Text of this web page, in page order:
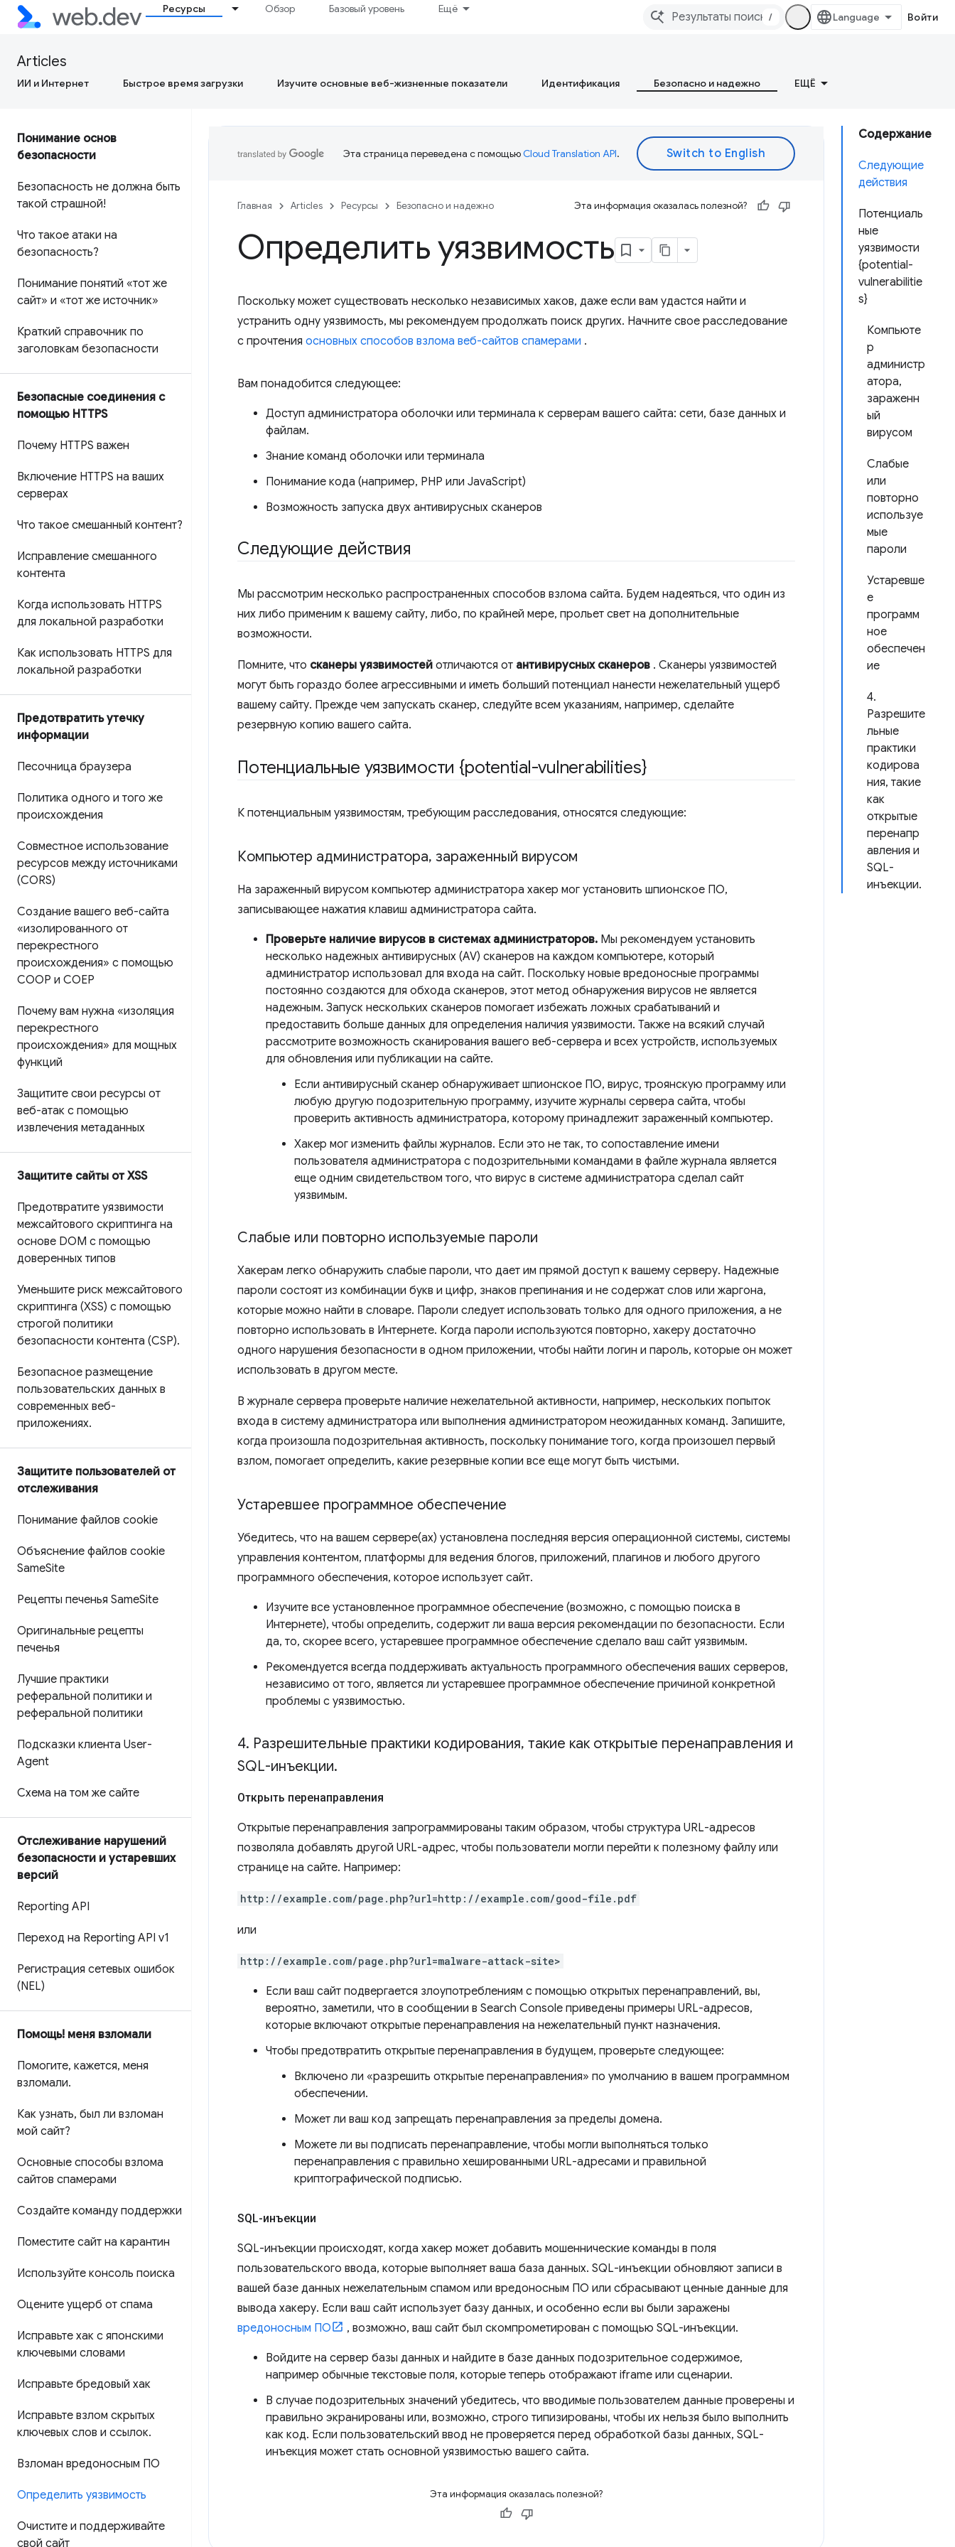
Ресурсы Обзор Базовый уровень Ещё
/ Войти
Articles
ИИ и Интернет Быстрое время загрузки Изучите основные веб-жизненные показатели Идентификация Безопасно и надежно ЕЩЁ
Понимание основ
безопасности
Безопасность не должна быть
такой страшной!
Что такое атаки на
безопасность?
Понимание понятий «тот же
сайт» и «тот же источник»
Краткий справочник по
заголовкам безопасности
Безопасные соединения с
помощью HTTPS
Почему HTTPS важен
Включение HTTPS на ваших
серверах
Что такое смешанный контент?
Исправление смешанного
контента
Когда использовать HTTPS
для локальной разработки
Как использовать HTTPS для
локальной разработки
Предотвратить утечку
информации
Песочница браузера
Политика одного и того же
происхождения
Совместное использование
ресурсов между источниками
(CORS)
Создание вашего веб-сайта
«изолированного от
перекрестного
происхождения» с помощью
COOP и COEP
Почему вам нужна «изоляция
перекрестного
происхождения» для мощных
функций
Защитите свои ресурсы от
веб-атак с помощью
извлечения метаданных
Защитите сайты от XSS
Предотвратите уязвимости
межсайтового скриптинга на
основе DOM с помощью
доверенных типов
Уменьшите риск межсайтового
скриптинга (XSS) с помощью
строгой политики
безопасности контента (CSP).
Безопасное размещение
пользовательских данных в
современных веб-
приложениях.
Защитите пользователей от
отслеживания
Понимание файлов cookie
Объяснение файлов cookie
SameSite
Рецепты печенья SameSite
Оригинальные рецепты
печенья
Лучшие практики
реферальной политики и
реферальной политики
Подсказки клиента User-
Agent
Схема на том же сайте
Отслеживание нарушений
безопасности и устаревших
версий
Reporting API
Переход на Reporting API v1
Регистрация сетевых ошибок
(NEL)
Помощь! меня взломали
Помогите, кажется, меня
взломали.
Как узнать, был ли взломан
мой сайт?
Основные способы взлома
сайтов спамерами
Создайте команду поддержки
Поместите сайт на карантин
Используйте консоль поиска
Оцените ущерб от спама
Исправьте хак с японскими
ключевыми словами
Исправьте бредовый хак
Исправьте взлом скрытых
ключевых слов и ссылок.
Взломан вредоносным ПО
Определить уязвимость
Очистите и поддерживайте
свой сайт
Содержание
Следующие
действия
Потенциаль
ные
уязвимости
{potential-
vulnerabilitie
s}
Компьюте
р
администр
атора,
зараженн
ый
вирусом
Слабые
или
повторно
используе
мые
пароли
Устаревше
е
программ
ное
обеспечен
ие
4.
Разрешите
льные
практики
кодирова
ния, такие
как
открытые
перенапр
авления и
SQL-
инъекции.
Эта страница переведена с помощьюCloud Translation API.
Главная Articles Ресурсы Безопасно и надежно Эта информация оказалась полезной?
Определить уязвимость
Поскольку может существовать несколько независимых хаков, даже если вам удастся найти и
устранить одну уязвимость, мы рекомендуем продолжать поиск других. Начните свое расследование
с прочтения основных способов взлома веб-сайтов спамерами .
Вам понадобится следующее:
Доступ администратора оболочки или терминала к серверам вашего сайта: сети, базе данных и
файлам.
Знание команд оболочки или терминала
Понимание кода (например, PHP или JavaScript)
Возможность запуска двух антивирусных сканеров
Следующие действия
Мы рассмотрим несколько распространенных способов взлома сайта. Будем надеяться, что один из
них либо применим к вашему сайту, либо, по крайней мере, прольет свет на дополнительные
возможности.
Помните, что сканеры уязвимостей отличаются от антивирусных сканеров . Сканеры уязвимостей
могут быть гораздо более агрессивными и иметь больший потенциал нанести нежелательный ущерб
вашему сайту. Прежде чем запускать сканер, следуйте всем указаниям, например, сделайте
резервную копию вашего сайта.
Потенциальные уязвимости {potential-vulnerabilities}
К потенциальным уязвимостям, требующим расследования, относятся следующие:
Компьютер администратора, зараженный вирусом
На зараженный вирусом компьютер администратора хакер мог установить шпионское ПО,
записывающее нажатия клавиш администратора сайта.
Проверьте наличие вирусов в системах администраторов. Мы рекомендуем установить
несколько надежных антивирусных (AV) сканеров на каждом компьютере, который
администратор использовал для входа на сайт. Поскольку новые вредоносные программы
постоянно создаются для обхода сканеров, этот метод обнаружения вирусов не является
надежным. Запуск нескольких сканеров помогает избежать ложных срабатываний и
предоставить больше данных для определения наличия уязвимости. Также на всякий случай
рассмотрите возможность сканирования вашего веб-сервера и всех устройств, используемых
для обновления или публикации на сайте.
Если антивирусный сканер обнаруживает шпионское ПО, вирус, троянскую программу или
любую другую подозрительную программу, изучите журналы сервера сайта, чтобы
проверить активность администратора, которому принадлежит зараженный компьютер.
Хакер мог изменить файлы журналов. Если это не так, то сопоставление имени
пользователя администратора с подозрительными командами в файле журнала является
еще одним свидетельством того, что вирус в системе администратора сделал сайт
уязвимым.
Слабые или повторно используемые пароли
Хакерам легко обнаружить слабые пароли, что дает им прямой доступ к вашему серверу. Надежные
пароли состоят из комбинации букв и цифр, знаков препинания и не содержат слов или жаргона,
которые можно найти в словаре. Пароли следует использовать только для одного приложения, а не
повторно использовать в Интернете. Когда пароли используются повторно, хакеру достаточно
одного нарушения безопасности в одном приложении, чтобы найти логин и пароль, которые он может
использовать в другом месте.
В журнале сервера проверьте наличие нежелательной активности, например, нескольких попыток
входа в систему администратора или выполнения администратором неожиданных команд. Запишите,
когда произошла подозрительная активность, поскольку понимание того, когда произошел первый
взлом, помогает определить, какие резервные копии все еще могут быть чистыми.
Устаревшее программное обеспечение
Убедитесь, что на вашем сервере(ах) установлена ​​последняя версия операционной системы, системы
управления контентом, платформы для ведения блогов, приложений, плагинов и любого другого
программного обеспечения, которое использует сайт.
Изучите все установленное программное обеспечение (возможно, с помощью поиска в
Интернете), чтобы определить, содержит ли ваша версия рекомендации по безопасности. Если
да, то, скорее всего, устаревшее программное обеспечение сделало ваш сайт уязвимым.
Рекомендуется всегда поддерживать актуальность программного обеспечения ваших серверов,
независимо от того, является ли устаревшее программное обеспечение причиной конкретной
проблемы с уязвимостью.
4. Разрешительные практики кодирования, такие как открытые перенаправления и
SQL-инъекции.
Открыть перенаправления
Открытые перенаправления запрограммированы таким образом, чтобы структура URL-адресов
позволяла добавлять другой URL-адрес, чтобы пользователи могли перейти к полезному файлу или
странице на сайте. Например:
http://example.com/page.php?url=http://example.com/good-file.pdf
или
http://example.com/page.php?url=malware-attack-site>
Если ваш сайт подвергается злоупотреблениям с помощью открытых перенаправлений, вы,
вероятно, заметили, что в сообщении в Search Console приведены примеры URL-адресов,
которые включают открытые перенаправления на нежелательный пункт назначения.
Чтобы предотвратить открытые перенаправления в будущем, проверьте следующее:
Включено ли «разрешить открытые перенаправления» по умолчанию в вашем программном
обеспечении.
Может ли ваш код запрещать перенаправления за пределы домена.
Можете ли вы подписать перенаправление, чтобы могли выполняться только
перенаправления с правильно хешированными URL-адресами и правильной
криптографической подписью.
SQL-инъекции
SQL-инъекции происходят, когда хакер может добавить мошеннические команды в поля
пользовательского ввода, которые выполняет ваша база данных. SQL-инъекции обновляют записи в
вашей базе данных нежелательным спамом или вредоносным ПО или сбрасывают ценные данные для
вывода хакеру. Если ваш сайт использует базу данных, и особенно если вы были заражены
вредоносным ПО
, возможно, ваш сайт был скомпрометирован с помощью SQL-инъекции.
Войдите на сервер базы данных и найдите в базе данных подозрительное содержимое,
например обычные текстовые поля, которые теперь отображают iframe или сценарии.
В случае подозрительных значений убедитесь, что вводимые пользователем данные проверены и
правильно экранированы или, возможно, строго типизированы, чтобы их нельзя было выполнить
как код. Если пользовательский ввод не проверяется перед обработкой базы данных, SQL-
инъекция может стать основной уязвимостью вашего сайта.
Эта информация оказалась полезной?